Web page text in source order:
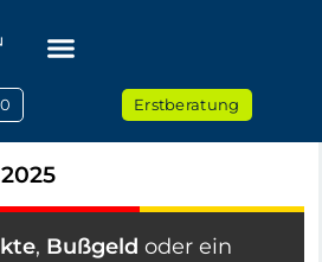
Erstberatung
, Bußgeld oder ein